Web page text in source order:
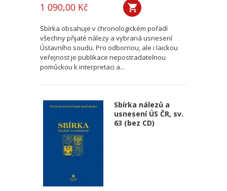
1 090,00 Kč
Sbírka obsahuje v chronologickém pořadí
všechny přijaté nálezy a vybraná usnesení
Ústavního soudu. Pro odbornou, ale i laickou
veřejnost je publikace nepostradatelnou
pomůckou k interpretaci a...
Sbírka nálezů a
usnesení ÚS ČR, sv.
63 (bez CD)